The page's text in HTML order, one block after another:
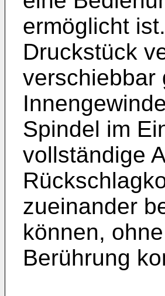
ermöglicht
Druckstück
verschiebbar
Spindel im
vollständige
zueinander
können,
Berührung